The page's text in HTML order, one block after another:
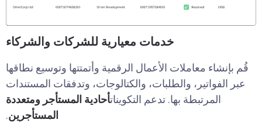
خدمات معيارية للشركات والشركاء
قُم بإنشاء معاملات الأعمال الرقمية وأتمتتها وتوسيع نطاقها
عبر الفواتير، والطلبات، والكتالوجات، وتدفقات المستندات
المرتبطة بها. تدعم التكويناتأحادية المستأجر ومتعددة
المستأجرين.